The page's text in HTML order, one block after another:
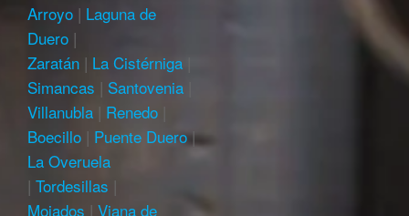
Arroyo | Laguna de
Duero |
Zaratán | La Cistérniga
Simancas | Santovenia
Villanubla | Renedo
Boecillo | Puente Duero|
La Overuela
| Tordesillas |
Mojados | Viana de